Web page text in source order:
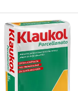
VENECITAS,
Y PIEZAS